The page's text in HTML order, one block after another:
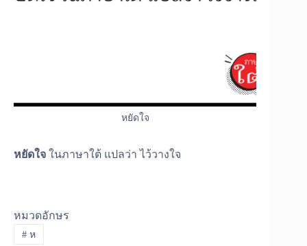
หยัดใจ
หยัดใจ ในภาษาใต้ แปลว่า ไว้วางใจ
หมวดอักษร
#ห